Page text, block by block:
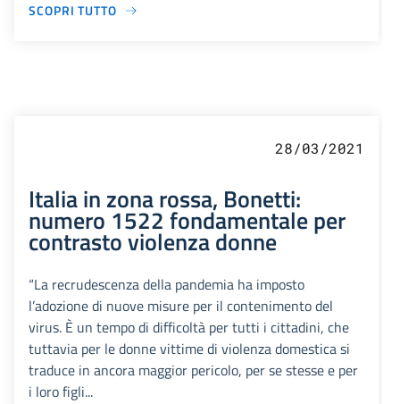
SCOPRI TUTTO
28/03/2021
Italia in zona rossa, Bonetti:
numero 1522 fondamentale per
contrasto violenza donne
“La recrudescenza della pandemia ha imposto
l’adozione di nuove misure per il contenimento del
virus. È un tempo di difficoltà per tutti i cittadini, che
tuttavia per le donne vittime di violenza domestica si
traduce in ancora maggior pericolo, per se stesse e per
i loro figli...